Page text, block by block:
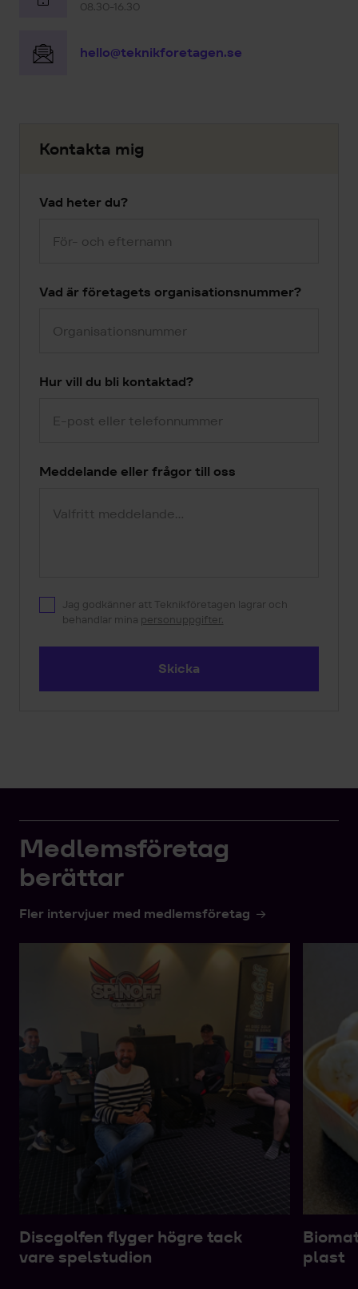
08.30-16.30
hello@teknikforetagen.se
Kontakta mig
Vad heter du?
Vad är företagets organisationsnummer?
Hur vill du bli kontaktad?
Meddelande eller frågor till oss
Jag godkänner att Teknikföretagen lagrar och
behandlar mina personuppgifter.
Skicka
Medlemsföretag
berättar
Fler intervjuer med medlemsföretag
Discgolfen flyger högre tack
vare spelstudion
plast